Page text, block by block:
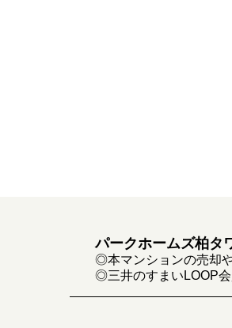
パークホームズ柏タ
◎本マンションの売却
◎三井のすまいLOOP